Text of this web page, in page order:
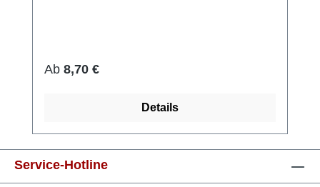
Regulärer Preis:
Ab 8,70 €
Details
Service-Hotline